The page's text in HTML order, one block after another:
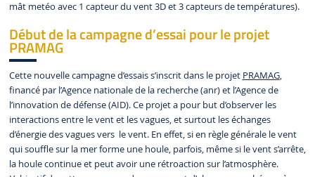
mât metéo avec 1 capteur du vent 3D et 3 capteurs de températures).
Début de la campagne d’essai pour le projet
PRAMAG
Cette nouvelle campagne d’essais s’inscrit dans le projet PRAMAG,
financé par l’Agence nationale de la recherche (anr) et l’Agence de
l’innovation de défense (AID). Ce projet a pour but d’observer les
interactions entre le vent et les vagues, et surtout les échanges
d’énergie des vagues vers le vent. En effet, si en règle générale le vent
qui souffle sur la mer forme une houle, parfois, même si le vent s’arrête,
la houle continue et peut avoir une rétroaction sur l’atmosphère.